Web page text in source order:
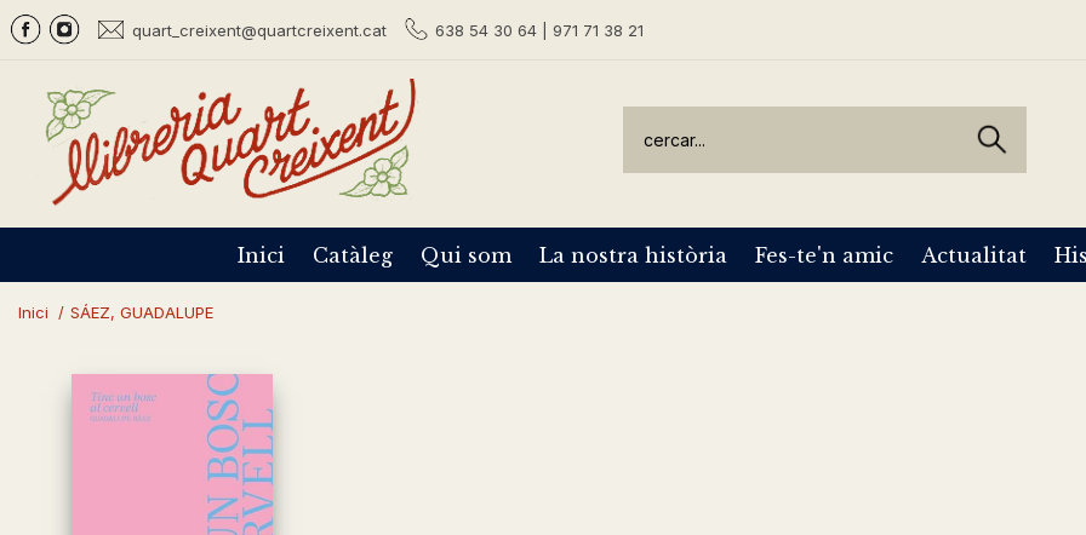
quart_creixent@quartcreixent.cat 638 54 30 64 | 971 71 38 21
Inici Catàleg Qui som La nostra història Fes-te'n amic Actualitat
Inici / SÁEZ, GUADALUPE